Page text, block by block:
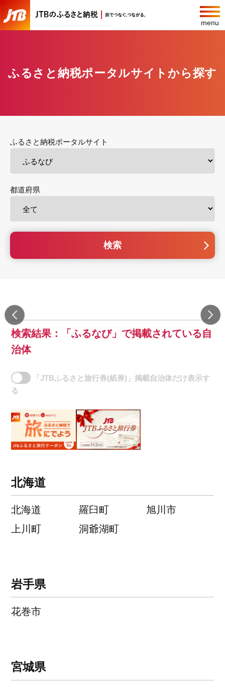
menu
ふるさと納税ポータルサイトから探す
ふるさと納税ポータルサイト
都道府県
検索
検索結果：「ふるなび」で掲載されている自
治体
「JTBふるさと旅行券(紙券)」掲載自治体だけ表示す
る
北海道
北海道 羅臼町
旭川市
上川町
洞爺湖町
岩手県
花巻市
宮城県